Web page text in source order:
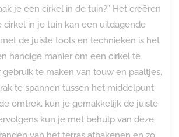
je een cirkel in de tuin?” Het creëren
cirkel in je tuin kan een uitdagende
de juiste tools en technieken is het
handige manier om een cirkel te
gebruik te maken van touw en paaltjes.
te spannen tussen het middelpunt
omtrek, kun je gemakkelijk de juiste
kun je met behulp van deze